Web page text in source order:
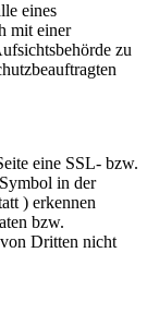
eines
mit einer
zu
eine SSL- bzw.
in der
) erkennen
bzw.
Dritten nicht